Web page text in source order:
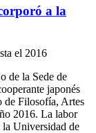
a la
el 2016
de la Sede de
japonés
de Filosofía, Artes
2016. La labor
la Universidad de